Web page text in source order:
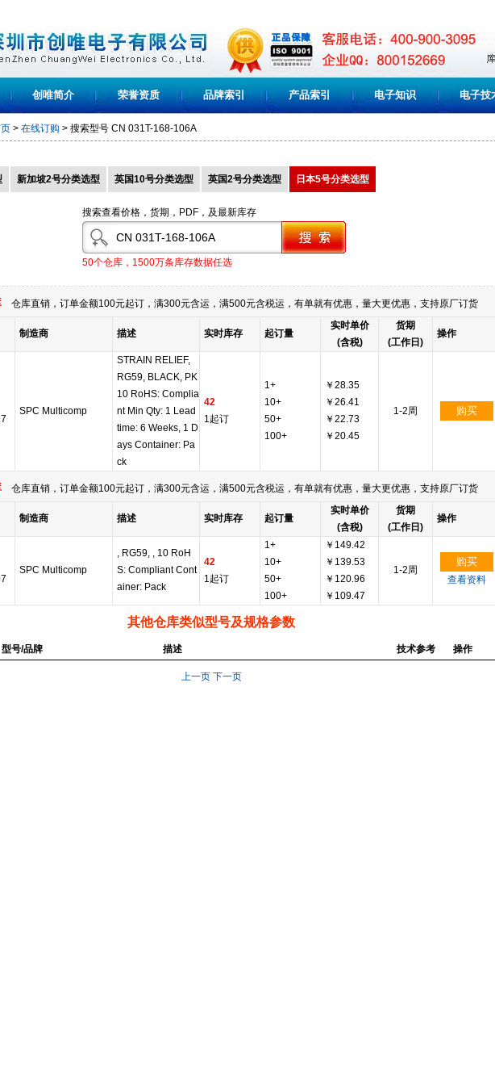
创唯简介 荣誉资质 品牌索引 产品索引 电子知识 电子技
> 在线订购 > 搜索型号 CN 031T-168-106A
新加坡2号分类选型 英国10号分类选型 英国2号分类选型 日本5号分类选型
搜索查看价格，货期，PDF，及最新库存
50个仓库，1500万条库存数据任选
仓库直销，订单金额100元起订，满300元含运，满500元含税运，有单就有优惠，量大更优惠，支持原厂订货
制造商 描述 实时库存 起订量
实时单价
(含税)
货期
(工作日)
操作
SPC Multicomp
STRAIN RELIEF,
RG59, BLACK, PK
10 RoHS: Complia
nt Min Qty: 1 Lead
time: 6 Weeks, 1 D
ays Container: Pa
ck
42
1起订
1+
10+
50+
100+
￥28.35
￥26.41
￥22.73
￥20.45
1-2周 购买
仓库直销，订单金额100元起订，满300元含运，满500元含税运，有单就有优惠，量大更优惠，支持原厂订货
制造商 描述 实时库存 起订量
实时单价
(含税)
货期
(工作日)
操作
SPC Multicomp
, RG59, , 10 RoH
S: Compliant Cont
ainer: Pack
42
1起订
1+
10+
50+
100+
￥149.42
￥139.53
￥120.96
￥109.47
1-2周
购买
查看资料
其他仓库类似型号及规格参数
型号/品牌 描述 技术参考 操作
上一页 下一页